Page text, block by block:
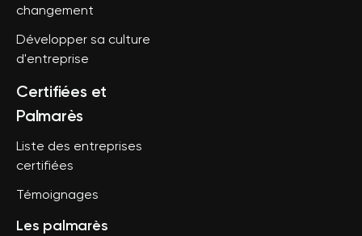
changement
Développer sa culture
d'entreprise
Certifiées et
Palmarès
Liste des entreprises
certifiées
Témoignages
Les palmarès